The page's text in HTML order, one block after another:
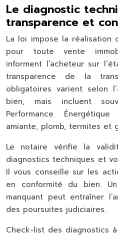
Le diagnostic
transparence et
La loi impose la réalisation
pour toute vente
informent l’acheteur sur
transparence de la
obligatoires varient selon
bien, mais incluent
Performance
amiante, plomb, termites et
Le notaire vérifie la
diagnostics techniques et
Il vous conseille sur les
en conformité du bien.
manquant peut entraîner
des poursuites judiciaires.
Check-list des diagnostics